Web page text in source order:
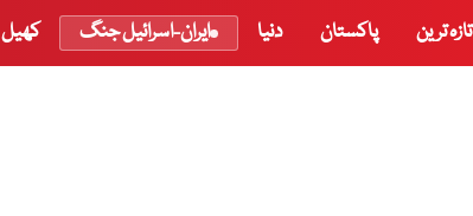
تازہ ترین پاکستان دنیا ایران-اسرائیل جنگ کھیل